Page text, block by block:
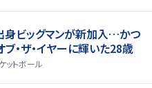
身ビッグマンが新加入…かつ
・ザ・イヤーに輝いた28歳
ットボール